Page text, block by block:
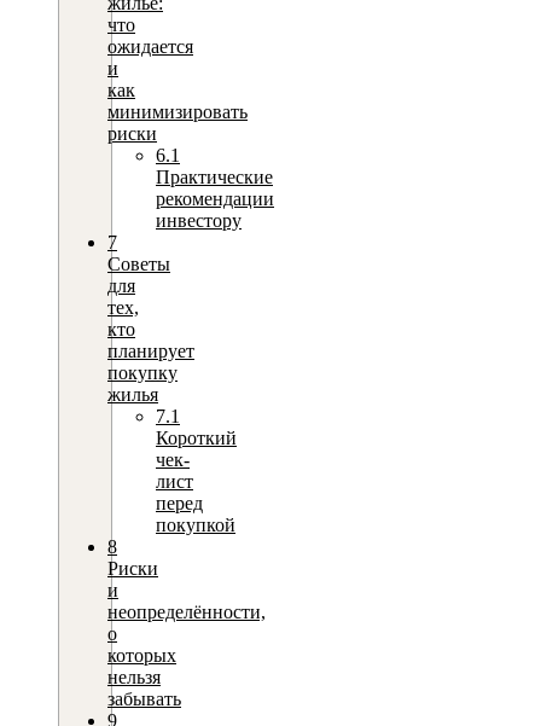
что
ожидается
и
как
минимизировать
риски
6.1
Практические
рекомендации
инвестору
7
Советы
для
тех,
кто
планирует
покупку
жилья
7.1
Короткий
чек-
лист
перед
покупкой
8
Риски
и
неопределённости,
о
которых
нельзя
забывать
9